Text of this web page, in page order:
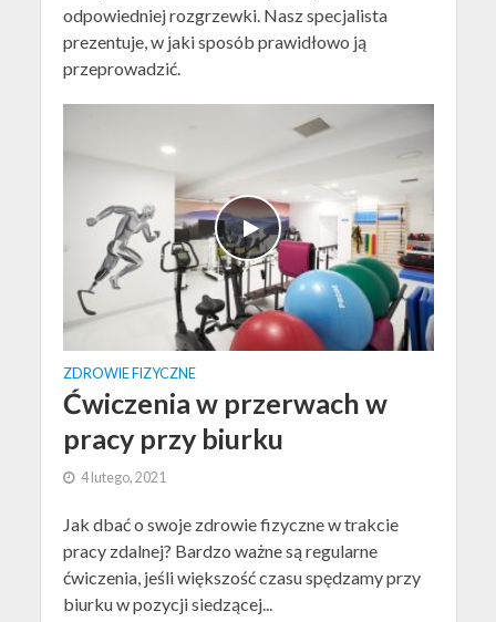
odpowiedniej rozgrzewki. Nasz specjalista
prezentuje, w jaki sposób prawidłowo ją
przeprowadzić.
ZDROWIE FIZYCZNE
Ćwiczenia w przerwach w
pracy przy biurku
4 lutego, 2021
Jak dbać o swoje zdrowie fizyczne w trakcie
pracy zdalnej? Bardzo ważne są regularne
ćwiczenia, jeśli większość czasu spędzamy przy
biurku w pozycji siedzącej...